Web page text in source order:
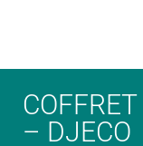
– DJECO